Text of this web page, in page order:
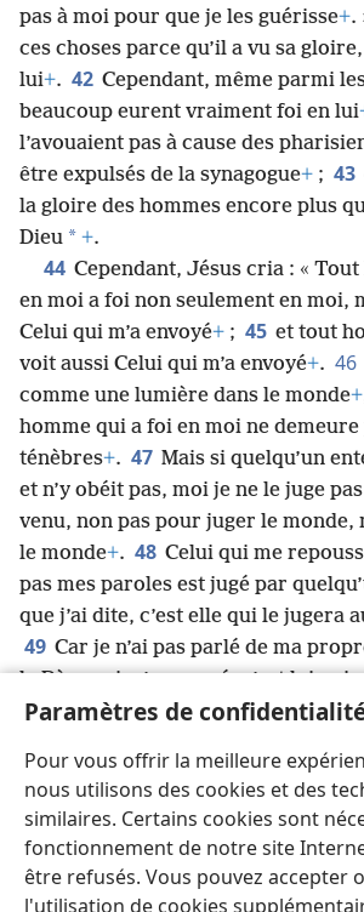
Paramètres de
Pour vous offrir la meilleure
nous utilisons des cookies et des
similaires. Certains cookies sont
fonctionnement de notre site
être refusés. Vous pouvez accepter
l'utilisation de cookies
pas à moi pour que je les guérisse+.
ces choses parce qu’il a vu sa
lui+. 42 Cependant, même parmi
beaucoup eurent vraiment foi en lui
l’avouaient pas à cause des
être expulsés de la synagogue+ ; 43
la gloire des hommes encore plus
Dieu * +.
44 Cependant, Jésus cria : «
en moi a foi non seulement en moi,
Celui qui m’a envoyé+ ; 45 et tout
voit aussi Celui qui m’a envoyé+. 46
comme une lumière dans le monde+
homme qui a foi en moi ne demeure
ténèbres+. 47 Mais si quelqu’un
et n’y obéit pas, moi je ne le juge
venu, non pas pour juger le monde,
le monde+. 48 Celui qui me
pas mes paroles est jugé par
que j’ai dite, c’est elle qui le jugera
49 Car je n’ai pas parlé de ma
le Père qui m’a envoyé, c’est lui qui
commandement à propos de ce que
commandement signifie * la vie
tout ce que je dis, je le dis comme le
dit
. »